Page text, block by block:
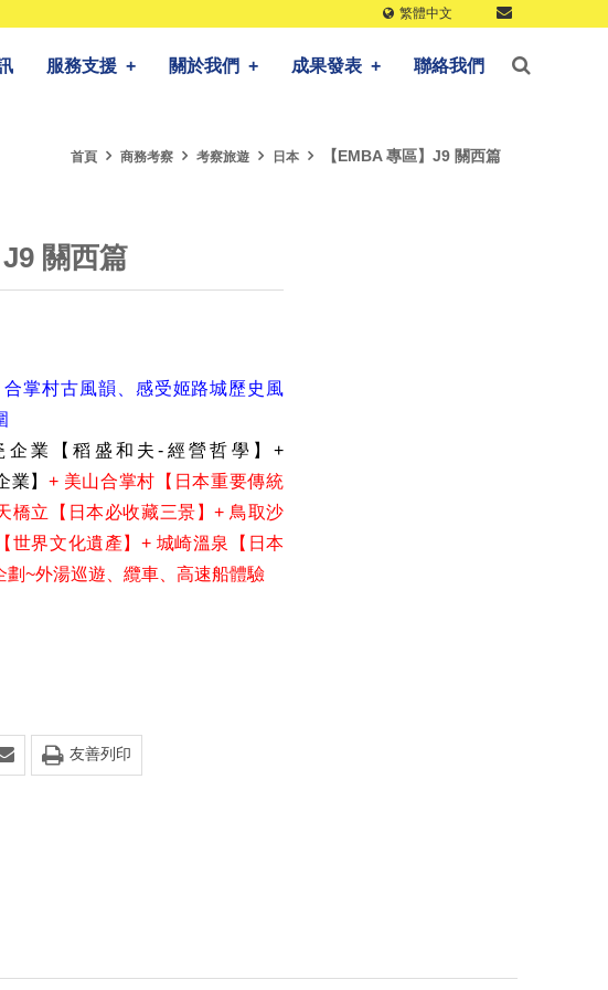
繁體中文
服務支援 + 關於我們 + 成果發表 + 聯絡我們
首頁 商務考察 考察旅遊 日本 【EMBA 專區】J9 關西篇
J9 關西篇
掌村古風韻、感受姬路城歷史風
企業【稻盛和夫-經營哲學】+
業】+ 美山合掌村【日本重要傳統
橋立【日本必收藏三景】+ 鳥取沙
世界文化遺產】+ 城崎溫泉【日本
劃~外湯巡遊、纜車、高速船體驗
友善列印